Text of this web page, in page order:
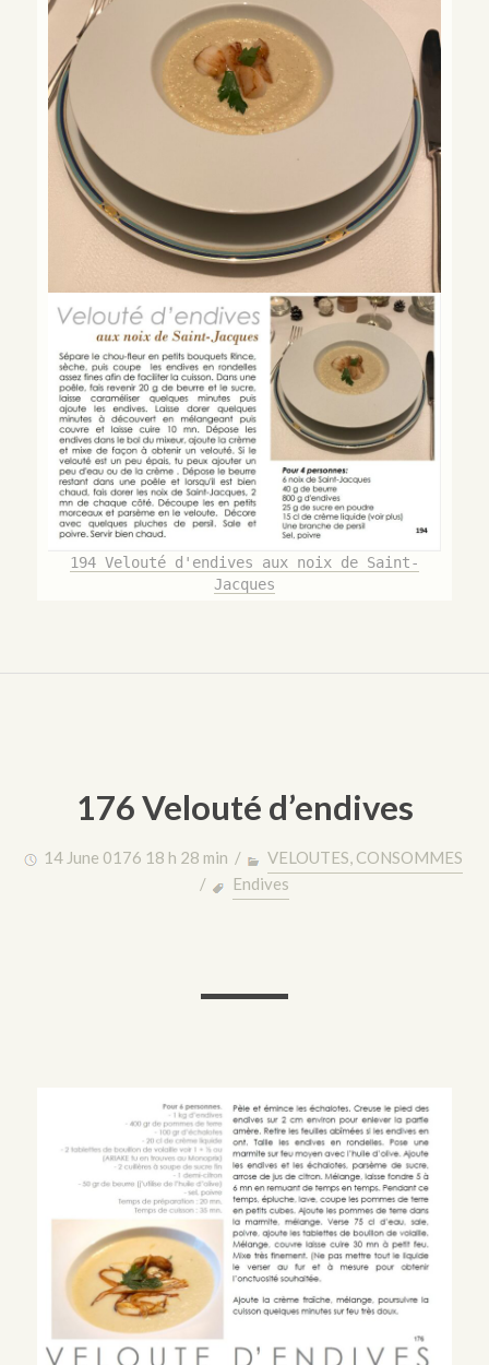
194 Velouté d'endives aux noix de Saint-
Jacques
176 Velouté d’endives
14 June 0176 18 h 28 min /
VELOUTES, CONSOMMES
/
Endives